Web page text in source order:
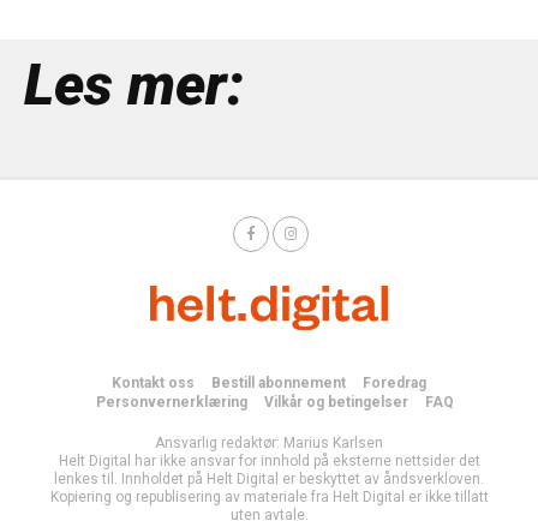
Les mer:
Kontakt oss Bestill abonnement
Foredrag
Personvernerklæring
Vilkår og betingelser FAQ
Ansvarlig redaktør: Marius Karlsen
Helt Digital har ikke ansvar for innhold på eksterne nettsider det
lenkes til. Innholdet på Helt Digital er beskyttet av åndsverkloven.
Kopiering og republisering av materiale fra Helt Digital er ikke tillatt
uten avtale.